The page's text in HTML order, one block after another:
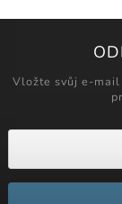
Vložte svůj e-mail